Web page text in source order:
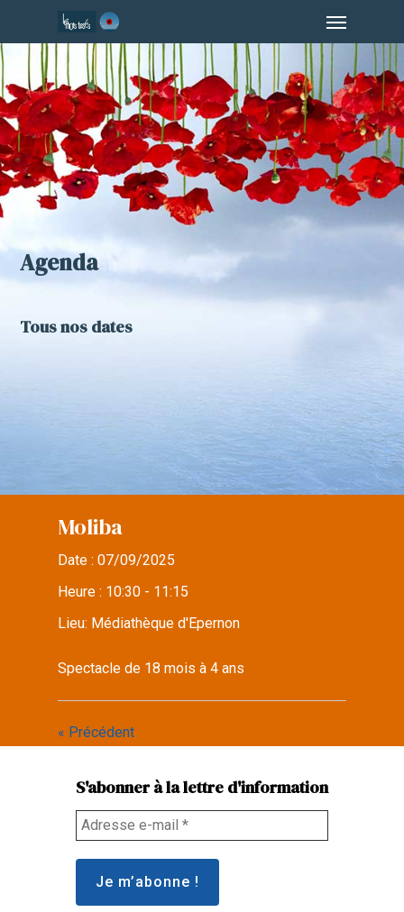
to
main
content
Agenda
Tous nos dates
Moliba
Date :07/09/2025
Heure : 10:30 - 11:15
Lieu: Médiathèque d'Epernon
Spectacle de 18 mois à 4 ans
« Précédent
S'abonner à la lettre d'information